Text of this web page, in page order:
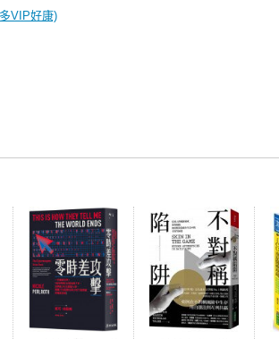
VIP好康)